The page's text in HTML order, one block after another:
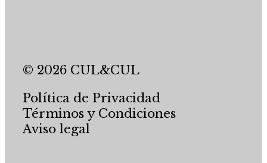
© 2026 CUL&CUL
Política de Privacidad
Términos y Condiciones
Aviso legal